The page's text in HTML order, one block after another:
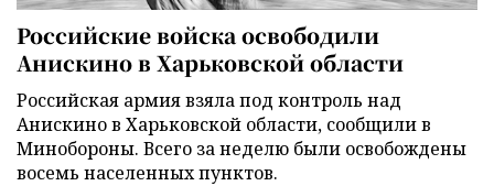
Российские войска освободили
Анискино в Харьковской области
Российская армия взяла под контроль над
Анискино в Харьковской области, сообщили в
Минобороны. Всего за неделю были освобождены
восемь населенных пунктов.